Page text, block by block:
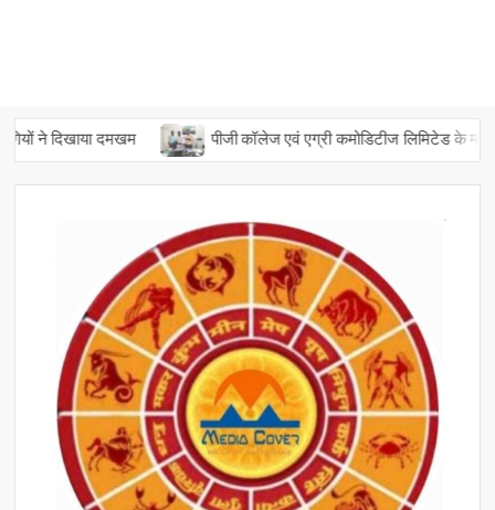
दिखाया दमखम पीजी कॉलेज एवं एग्री कमोडिटीज लिमिटेड के मध्य एमओयू